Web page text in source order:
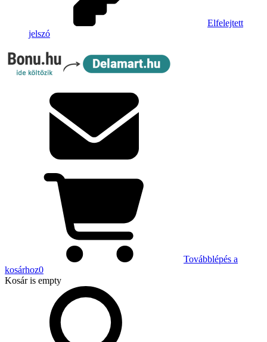
Elfelejtett
jelszó
Továbblépés a
kosárhoz0
Kosáris empty